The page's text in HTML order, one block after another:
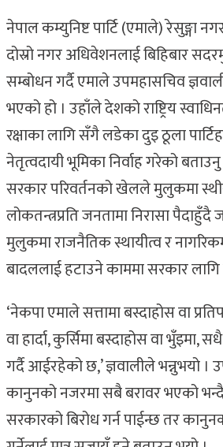
नेपाल कम्युनिष्ट पार्टि (एमाले) रेसुङ्गा
दोस्रो नगर अधिवेशनलाई बिहिबार
सम्बोधन गर्दै एमाले उपमहासचिव
भएको हो । उहाँले देशको राष्ट्रिय
रक्षाका लागि सँगै लडेका दुइ ठूला
नेतृत्वदायी भूमिका निर्वाह गरेको
सरकार परिवर्तनको खेलले मुलुकमा
लोकतन्त्रप्रति जनतामा निरासा
मुलुकमा राजनैतिक स्थायीत्व र
बादललाई हटाउने काममा सरकार
‘नेकपा एमाले सत्तामा बस्दाहोस वा
वा हार्दा, कुर्सिमा बस्दाहोस वा भुँइमा,
गर्दै आईरहेको छ,’ ज्ञवालीले भन्नुभयो ।
कानुनको नजरमा सबै बरावर भएको
सरकारको बिरोध गर्न पाईन्छ तर